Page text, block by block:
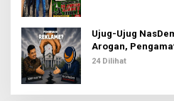
Ujug-Ujug
Arogan,
Reklame
24 Dilihat